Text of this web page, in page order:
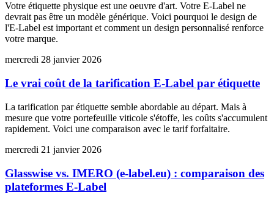
Votre étiquette physique est une oeuvre d'art. Votre E-Label ne
devrait pas être un modèle générique. Voici pourquoi le design de
l'E-Label est important et comment un design personnalisé renforce
votre marque.
mercredi 28 janvier 2026
Le vrai coût de la tarification E-Label par étiquette
La tarification par étiquette semble abordable au départ. Mais à
mesure que votre portefeuille viticole s'étoffe, les coûts s'accumulent
rapidement. Voici une comparaison avec le tarif forfaitaire.
mercredi 21 janvier 2026
Glasswise vs. IMERO (e-label.eu) : comparaison des
plateformes E-Label